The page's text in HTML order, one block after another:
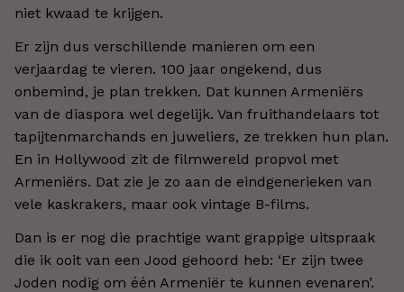
niet kwaad te krijgen.
Er zijn dus verschillende manieren om een
verjaardag te vieren. 100 jaar ongekend, dus
onbemind, je plan trekken. Dat kunnen Armeniërs
van de diaspora wel degelijk. Van fruithandelaars tot
tapijtenmarchands en juweliers, ze trekken hun plan.
En in Hollywood zit de filmwereld propvol met
Armeniërs. Dat zie je zo aan de eindgenerieken van
vele kaskrakers, maar ook vintage B-films.
Dan is er nog die prachtige want grappige uitspraak
die ik ooit van een Jood gehoord heb: ‘Er zijn twee
Joden nodig om één Armeniër te kunnen evenaren’.